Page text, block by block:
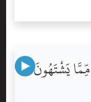
يَشْتَهُونَ